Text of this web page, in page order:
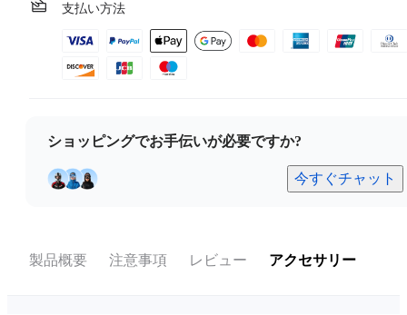
支払い方法
ショッピングでお手伝いが必要ですか?
今すぐチャット
製品概要 注意事項 レビュー アクセサリー